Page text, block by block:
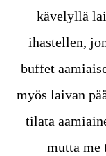
kävelyllä
ihastellen,
buffet
myös laivan
tilata
mutta me